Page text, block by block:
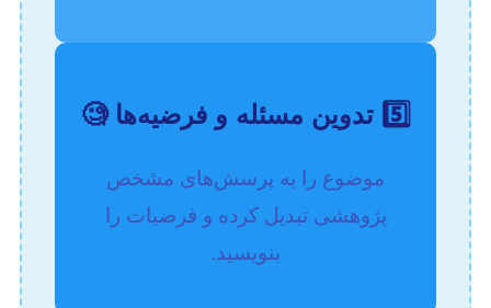
5️⃣ تدوین مسئله و فرضیه‌ها 🧐
موضوع را به پرسش‌های مشخص
پژوهشی تبدیل کرده و فرضیات را
بنویسید.